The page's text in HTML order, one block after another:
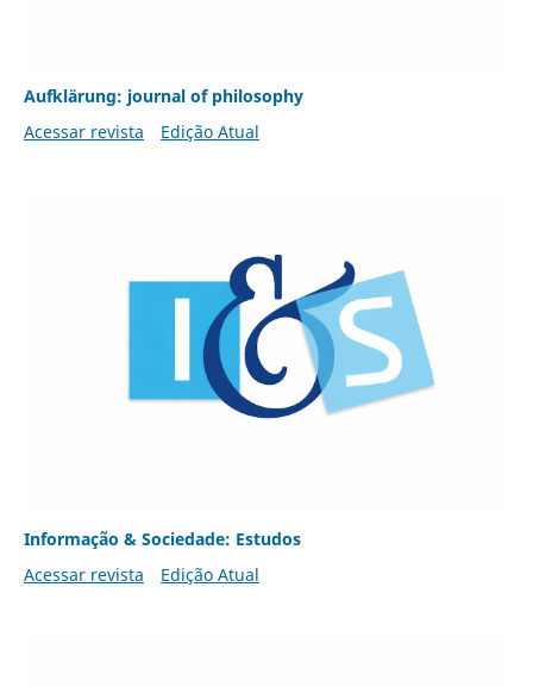
Aufklärung: journal of philosophy
Acessar revista
Edição Atual
Informação & Sociedade: Estudos
Acessar revista
Edição Atual